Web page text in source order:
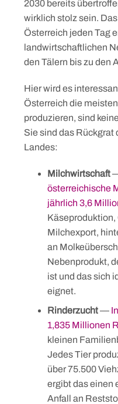
2030 bereits
wirklich stolz sein.
Österreich jeden Tag
landwirtschaftlichen
den Tälern bis zu den
Hier wird es
Österreich die
produzieren, sind
Sie sind das Rückgrat
Landes:
Milchwirtschaft
österreichische
jährlich 3,6
Milchexport,
an
Nebenprodukt,
ist und das sich
eignet.
Rinderzucht—
1,835 Millionen
kleinen
Jedes Tier
über 75.500
ergibt das einen
Anfall an